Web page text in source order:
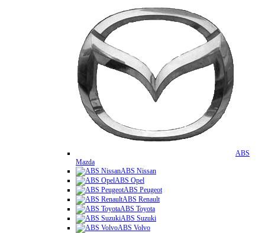
ABS
Mazda
ABS Nissan
ABS Opel
ABS Peugeot
ABS Renault
ABS Toyota
ABS Suzuki
ABS Volvo